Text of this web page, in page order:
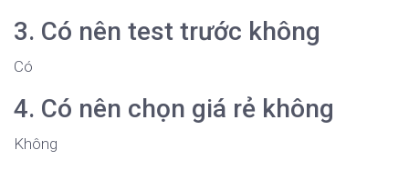
3. Có nên test trước không
Có
4. Có nên chọn giá rẻ không
Không